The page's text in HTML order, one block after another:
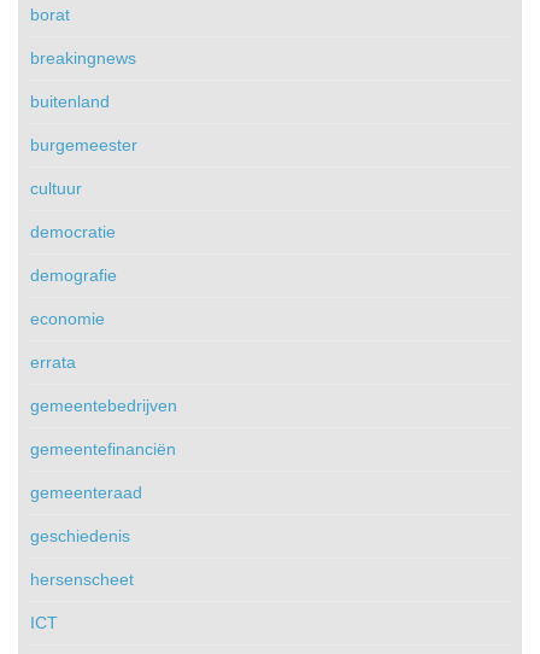
borat
breakingnews
buitenland
burgemeester
cultuur
democratie
demografie
economie
errata
gemeentebedrijven
gemeentefinanciën
gemeenteraad
geschiedenis
hersenscheet
ICT